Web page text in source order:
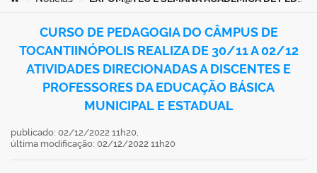
CURSO DE PEDAGOGIA DO CÂMPUS DE
TOCANTIINÓPOLIS REALIZA DE 30/11 A 02/12
ATIVIDADES DIRECIONADAS A DISCENTES E
PROFESSORES DA EDUCAÇÃO BÁSICA
MUNICIPAL E ESTADUAL
publicado: 02/12/2022 11h20,
última modificação: 02/12/2022 11h20